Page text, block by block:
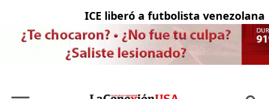
ICE liberó a futbolista